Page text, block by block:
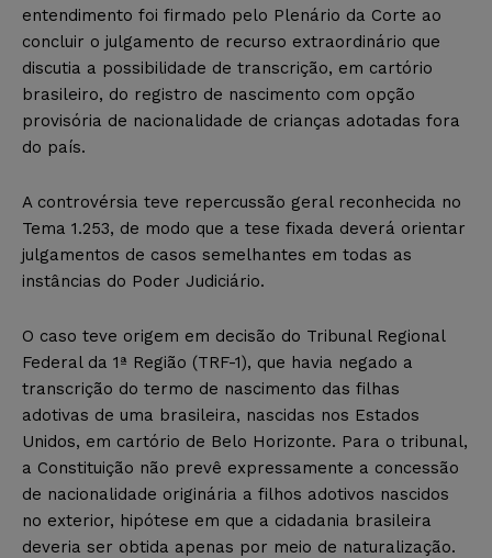
entendimento foi firmado pelo Plenário da Corte ao
concluir o julgamento de recurso extraordinário que
discutia a possibilidade de transcrição, em cartório
brasileiro, do registro de nascimento com opção
provisória de nacionalidade de crianças adotadas fora
do país.
A controvérsia teve repercussão geral reconhecida no
Tema 1.253, de modo que a tese fixada deverá orientar
julgamentos de casos semelhantes em todas as
instâncias do Poder Judiciário.
O caso teve origem em decisão do Tribunal Regional
Federal da 1ª Região (TRF-1), que havia negado a
transcrição do termo de nascimento das filhas
adotivas de uma brasileira, nascidas nos Estados
Unidos, em cartório de Belo Horizonte. Para o tribunal,
a Constituição não prevê expressamente a concessão
de nacionalidade originária a filhos adotivos nascidos
no exterior, hipótese em que a cidadania brasileira
deveria ser obtida apenas por meio de naturalização.